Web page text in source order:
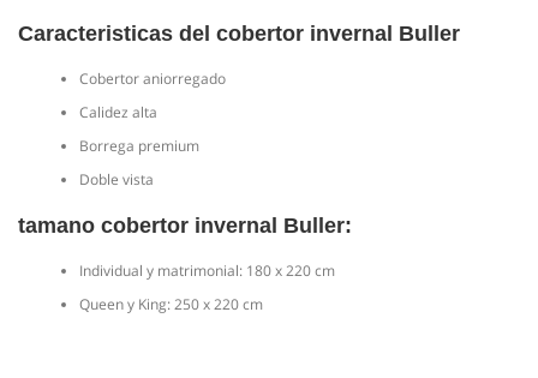
Caracteristicas del cobertor invernal Buller
Cobertor aniorregado
Calidez alta
Borrega premium
Doble vista
tamano cobertor invernal Buller:
Individual y matrimonial: 180 x 220 cm
Queen y King: 250 x 220 cm